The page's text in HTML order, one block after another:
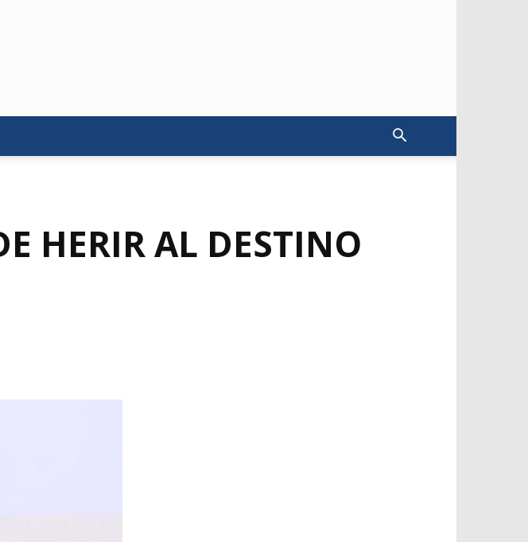
HERIR AL DESTINO